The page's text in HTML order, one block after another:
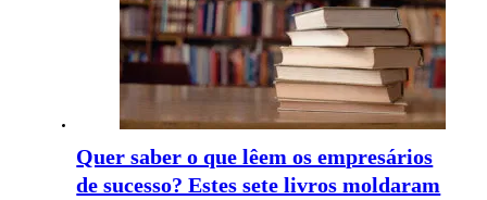
Quer saber o que lêem os empresários
de sucesso? Estes sete livros moldaram